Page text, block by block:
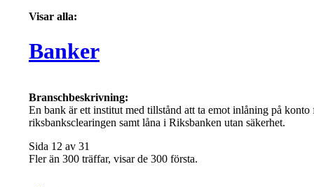
Visar alla:
Banker
Branschbeskrivning:
En bank är ett institut med tillstånd att ta emot inlåning på konto
riksbanksclearingen samt låna i Riksbanken utan säkerhet.
Sida 12 av 31
Fler än 300 träffar, visar de 300 första.